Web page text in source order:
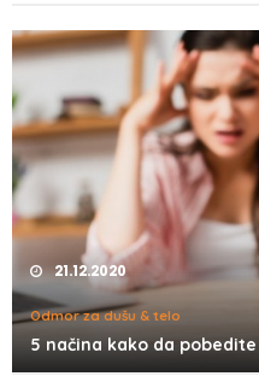
21.12.2020
Odmor za dušu & telo
5 načina kako da